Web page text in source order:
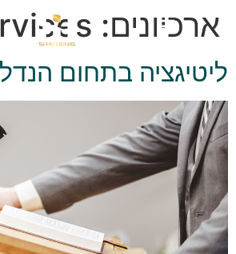
ארכיונים:
ליטיגציה בתחום